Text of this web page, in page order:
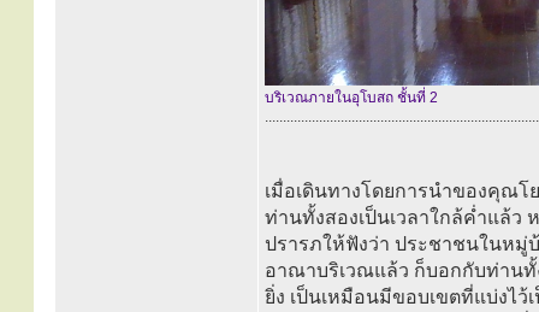
บริเวณภายในอุโบสถ ชั้นที่ 2
............................................................................
เมื่อเดินทางโดยการนำของคุณ
ท่านทั้งสองเป็นเวลาใกล้ค่ำแล้
ปรารภให้ฟังว่า ประชาชนในหมู่
อาณาบริเวณแล้ว ก็บอกกับท่านทั้
ยิ่ง เป็นเหมือนมีขอบเขตที่แบ่งไว้